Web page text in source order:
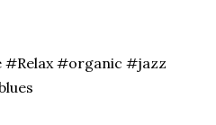
#organic #jazz